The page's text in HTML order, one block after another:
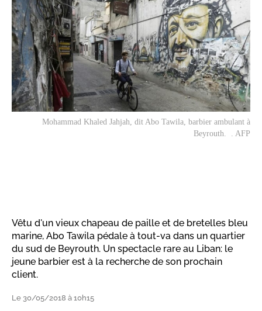
Mohammad Khaled Jahjah, dit Abo Tawila, barbier ambulant à
Beyrouth. . AFP
Vêtu d'un vieux chapeau de paille et de bretelles bleu
marine, Abo Tawila pédale à tout-va dans un quartier
du sud de Beyrouth. Un spectacle rare au Liban: le
jeune barbier est à la recherche de son prochain
client.
Le 30/05/2018 à 10h15